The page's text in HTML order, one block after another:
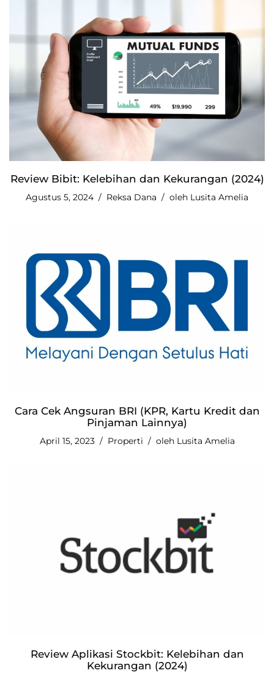
Review Bibit: Kelebihan dan Kekurangan (2024)
Agustus 5, 2024 Reksa Dana oleh Lusita Amelia
Cara Cek Angsuran BRI (KPR, Kartu Kredit dan
Pinjaman Lainnya)
April 15, 2023 Properti oleh Lusita Amelia
Review Aplikasi Stockbit: Kelebihan dan
Kekurangan (2024)